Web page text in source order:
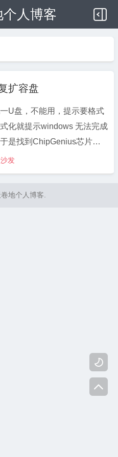
人博客


扩容盘
U盘，不能用，提示要格式
化就提示windows 无法完成
是找到ChipGenius芯片识
别出这是什么厂家生产的。
较强大 ChipGenius是一款
发
地个人博客.